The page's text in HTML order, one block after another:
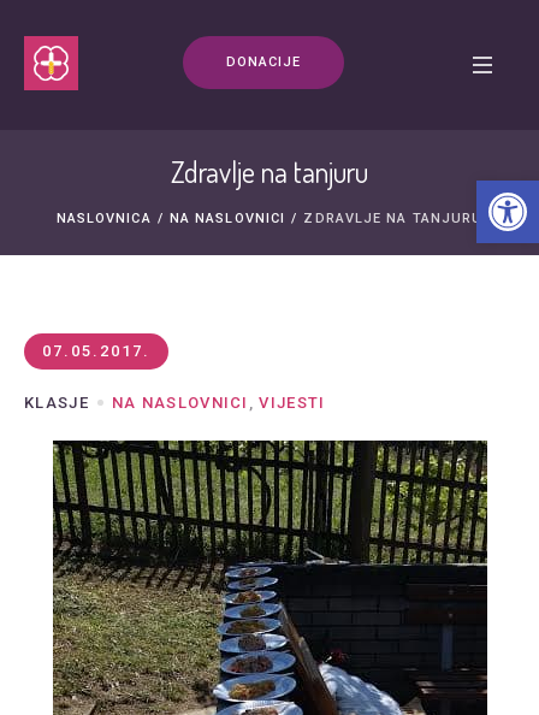
DONACIJE
Zdravlje na tanjuru
NASLOVNICA / NA NASLOVNICI / ZDRAVLJE NA TANJURU
07.05.2017.
KLASJE NA NASLOVNICI ,VIJESTI